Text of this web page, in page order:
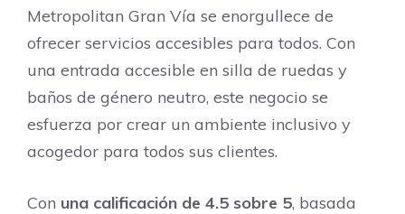
Metropolitan Gran Vía se enorgullece de
ofrecer servicios accesibles para todos. Con
una entrada accesible en silla de ruedas y
baños de género neutro, este negocio se
esfuerza por crear un ambiente inclusivo y
acogedor para todos sus clientes.
Con una calificación de 4.5 sobre 5, basada